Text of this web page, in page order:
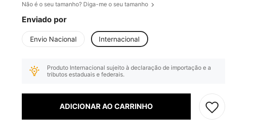
Não é o seu tamanho? Diga-me o seu tamanho
Enviado por
Envio Nacional Internacional
Produto Internacional sujeito à declaração de importação e a
tributos estaduais e federais.
ADICIONAR AO CARRINHO